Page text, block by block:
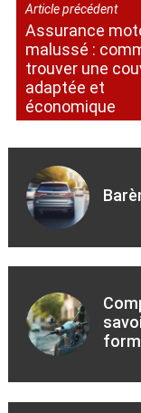
Article précédent
Assurance
malussé :
trouver une
adaptée et
économique